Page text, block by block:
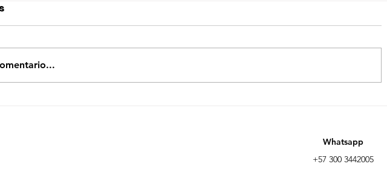
Whatsapp
+57 300 3442005